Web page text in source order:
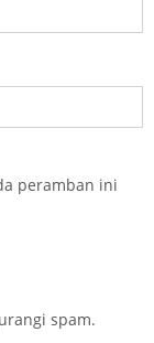
peramban ini
spam.